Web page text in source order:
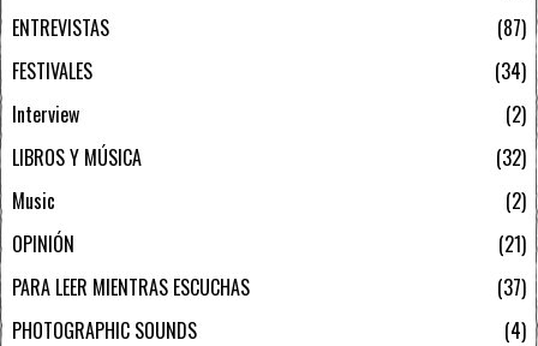
ENTREVISTAS
87
FESTIVALES
34
Interview
2
LIBROS Y MÚSICA
32
Music
2
OPINIÓN
21
PARA LEER MIENTRAS ESCUCHAS
37
PHOTOGRAPHIC SOUNDS
4